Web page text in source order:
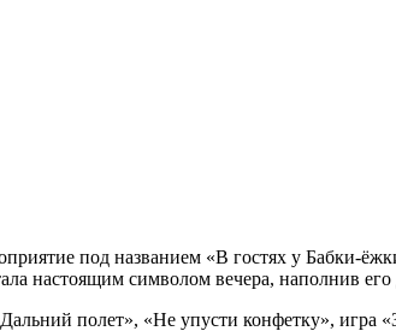
под названием «В гостях у Бабки-
настоящим символом вечера, наполнив его
полет», «Не упусти конфетку»,